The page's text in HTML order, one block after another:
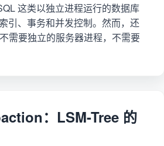
这类以独立进程运行的数据库
引、事务和并发控制。然而，还
需要独立的服务器进程，不需要
：LSM-Tree 的